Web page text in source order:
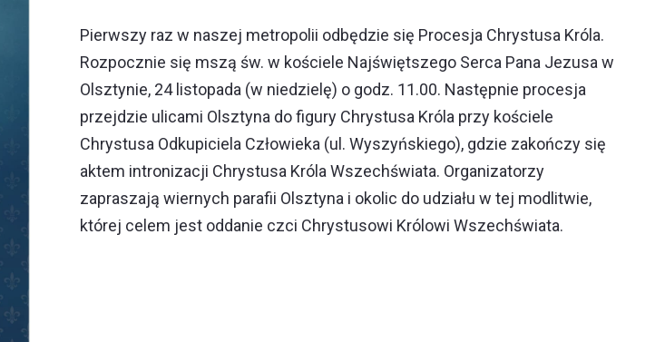
Pierwszy raz w naszej metropolii odbędzie się Procesja Chrystusa Króla.
Rozpocznie się mszą św. w kościele Najświętszego Serca Pana Jezusa w
Olsztynie, 24 listopada (w niedzielę) o godz. 11.00. Następnie procesja
przejdzie ulicami Olsztyna do figury Chrystusa Króla przy kościele
Chrystusa Odkupiciela Człowieka (ul. Wyszyńskiego), gdzie zakończy się
aktem intronizacji Chrystusa Króla Wszechświata. Organizatorzy
zapraszają wiernych parafii Olsztyna i okolic do udziału w tej modlitwie,
której celem jest oddanie czci Chrystusowi Królowi Wszechświata.